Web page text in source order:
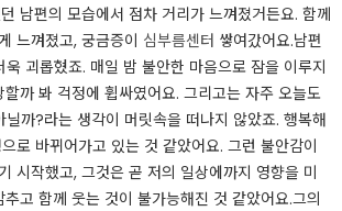
남편의 모습에서 점차 거리가 느껴졌거든요. 함께
느껴졌고, 궁금증이 심부름센터 쌓여갔어요.​남편
괴롭혔죠. 매일 밤 불안한 마음으로 잠을 이루지
까 봐 걱정에 휩싸였어요. 그리고는 자주 오늘도
까?라는 생각이 머릿속을 떠나지 않았죠. 행복해
로 바뀌어가고 있는 것 같았어요. 그런 불안감이
시작했고, 그것은 곧 저의 일상에까지 영향을 미
고 함께 웃는 것이 불가능해진 것 같았어요.​그의